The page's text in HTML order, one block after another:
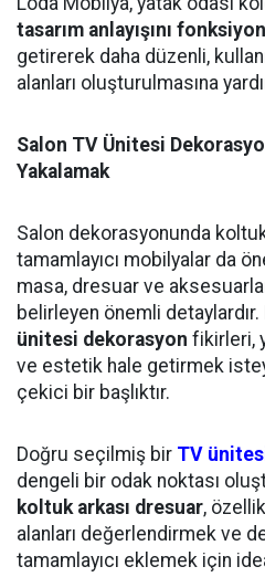
tasarım anlayışını
getirerek daha düzenli,
alanları oluşturulmasına
Salon TV Ünitesi
Yakalamak
Salon dekorasyonunda
tamamlayıcı mobilyalar da
masa, dresuar ve
belirleyen önemli
ünitesi dekorasyon fikirleri,
ve estetik hale getirmek
çekici bir başlıktır.
Doğru seçilmiş bir TV
dengeli bir odak noktası
koltuk arkası dresuar,
alanları değerlendirmek ve
tamamlayıcı eklemek için